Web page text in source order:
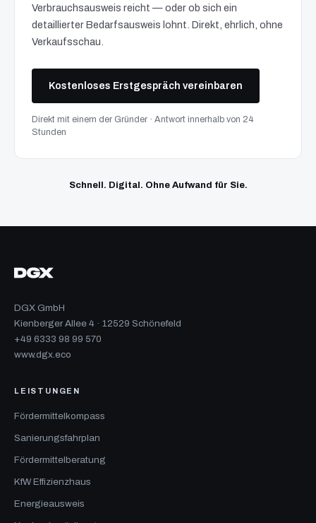
Verbrauchsausweis reicht — oder ob sich ein
detaillierter Bedarfsausweis lohnt. Direkt, ehrlich, ohne
Verkaufsschau.
Kostenloses Erstgespräch vereinbaren
Direkt mit einem der Gründer · Antwort innerhalb von 24
Stunden
Schnell. Digital. Ohne Aufwand für Sie.
DGX GmbH
Kienberger Allee 4 · 12529 Schönefeld
+49 6333 98 99 570
www.dgx.eco
LEISTUNGEN
Fördermittelkompass
Sanierungsfahrplan
Fördermittelberatung
KfW Effizienzhaus
Energieausweis